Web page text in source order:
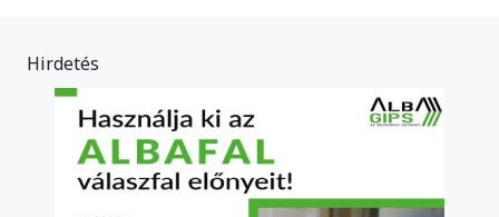
Hirdetés